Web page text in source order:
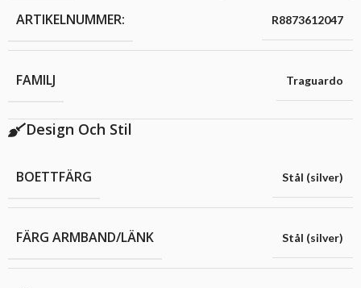
ARTIKELNUMMER: R8873612047
FAMILJ Traguardo
Design Och Stil
BOETTFÄRG Stål (silver)
FÄRG ARMBAND/LÄNK Stål (silver)